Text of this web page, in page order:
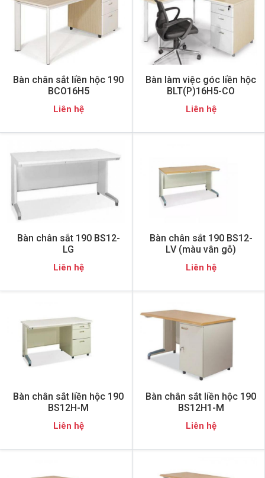
Bàn chân sắt liền hộc 190
BCO16H5
Liên hệ
Bàn làm việc góc liền hộc
BLT(P)16H5-CO
Liên hệ
Bàn chân sắt 190 BS12-
LG
Liên hệ
Bàn chân sắt 190 BS12-
LV (màu vân gỗ)
Liên hệ
Bàn chân sắt liền hộc 190
BS12H-M
Liên hệ
Bàn chân sắt liền hộc 190
BS12H1-M
Liên hệ